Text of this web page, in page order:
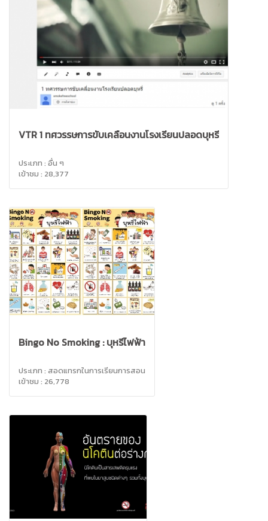
VTR 1 ทศวรรษการขับเคลื่อนงานโรงเรียนปลอดบุหรี่
ประเภท : อื่น ๆ
เข้าชม : 28,377
Bingo No Smoking : บุหรี่ไฟฟ้า
ประเภท : สอดแทรกในการเรียนการสอน
เข้าชม : 26,778